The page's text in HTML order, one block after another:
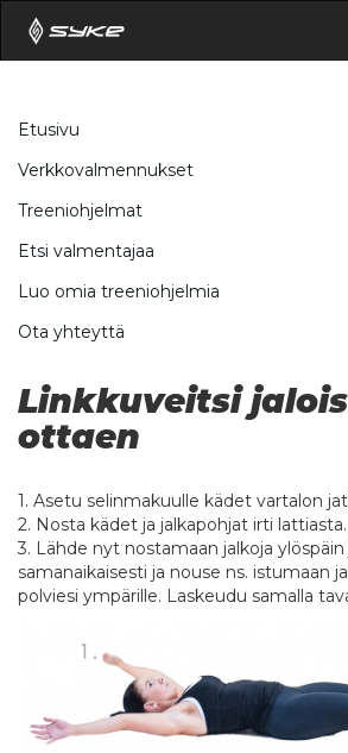
Etusivu
Verkkovalmennukset
Treeniohjelmat
Etsi valmentajaa
Luo omia treeniohjelmia
Ota yhteyttä
Linkkuveitsi
ottaen
1. Asetu selinmakuulle kädet vartalon
2. Nosta kädet ja jalkapohjat irti lattiasta.
3. Lähde nyt nostamaan jalkoja
samanaikaisesti ja nouse ns. istumaan
polviesi ympärille. Laskeudu samalla